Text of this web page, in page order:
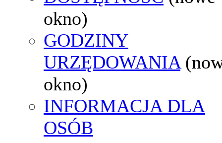
okno)
GODZINY
URZĘDOWANIA
okno)
INFORMACJA DLA
OSÓB